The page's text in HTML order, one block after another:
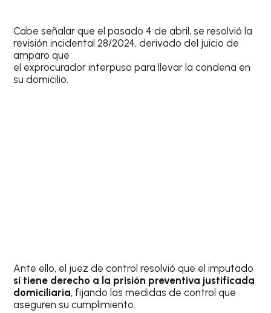
Cabe señalar que el pasado 4 de abril, se resolvió la
revisión incidental 28/2024, derivado del juicio de
amparo que
el exprocurador interpuso para llevar la condena en
su domicilio.
Ante ello, el juez de control resolvió que el imputado
sí tiene derecho a la prisión preventiva justificada
domiciliaria, fijando las medidas de control que
aseguren su cumplimiento.